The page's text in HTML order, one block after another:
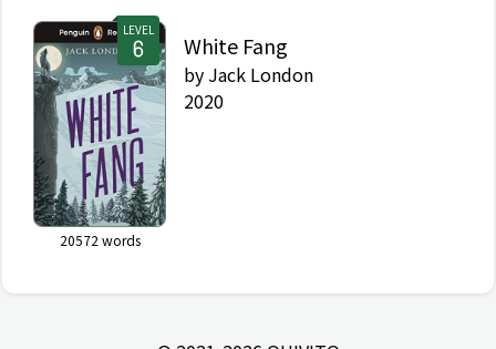
LEVEL
20572 words
White Fang
by Jack London
2020